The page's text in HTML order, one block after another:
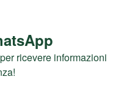
ricevere informazioni